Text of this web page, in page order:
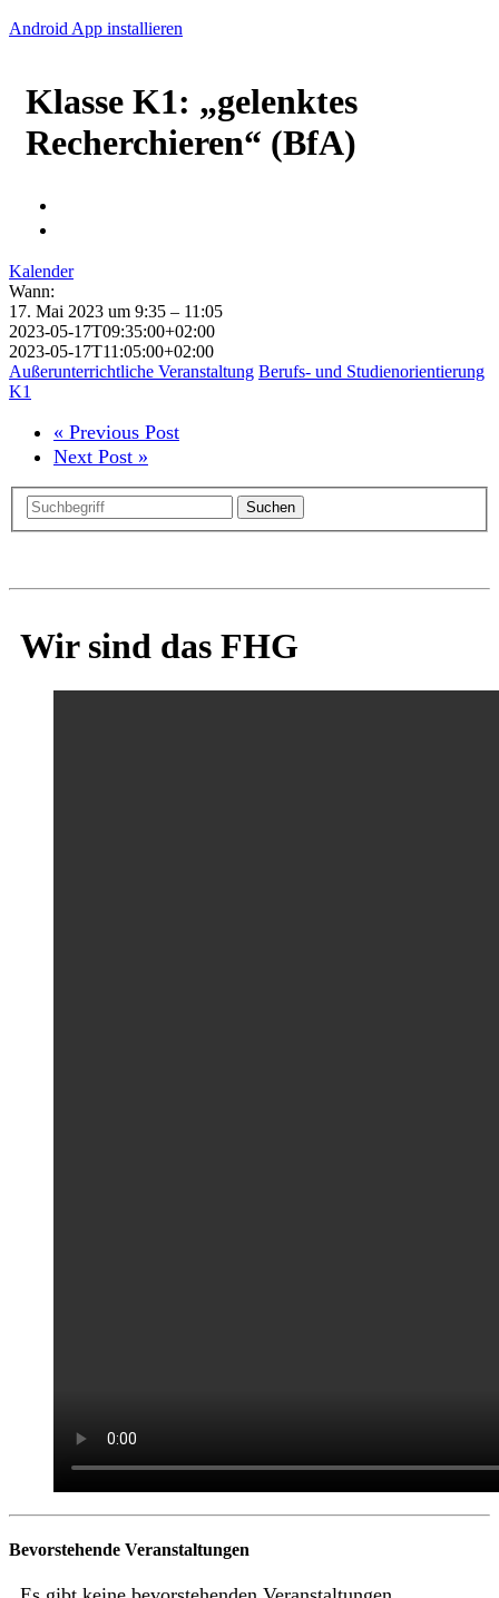
Android App installieren
Klasse K1: „gelenktes
Recherchieren“ (BfA)
Kalender
Wann:
17. Mai 2023 um 9:35 – 11:05
2023-05-17T09:35:00+02:00
2023-05-17T11:05:00+02:00
Außerunterrichtliche Veranstaltung Berufs- und Studienorientierung
K1
« Previous Post
Next Post »
Suchen
Wir sind das FHG
Bevorstehende Veranstaltungen